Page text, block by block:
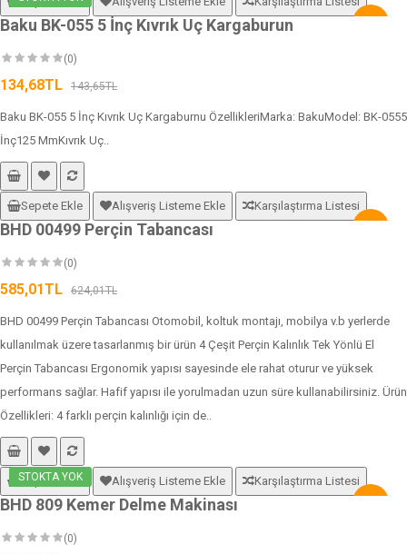
Baku BK-055 5 İnç Kıvrık Uç Kargaburun
(0)
134,68TL 143,65TL
Baku BK-055 5 İnç Kıvrık Uç Kargaburnu ÖzellikleriMarka: BakuModel: BK-0555
İnç125 MmKıvrık Uç..
Sepete Ekle Alışveriş Listeme Ekle Karşılaştırma Listesi
BHD 00499 Perçin Tabancası
(0)
585,01TL 624,01TL
BHD 00499 Perçin Tabancası Otomobil, koltuk montajı, mobilya v.b yerlerde
kullanılmak üzere tasarlanmış bir ürün 4 Çeşit Perçin Kalınlık Tek Yönlü El
Perçin Tabancası Ergonomik yapısı sayesinde ele rahat oturur ve yüksek
performans sağlar. Hafif yapısı ile yorulmadan uzun süre kullanabilirsiniz. Ürün
Özellikleri: 4 farklı perçin kalınlığı için de..
STOKTA YOK
Sepete Ekle Alışveriş Listeme Ekle Karşılaştırma Listesi
BHD 809 Kemer Delme Makinası
(0)